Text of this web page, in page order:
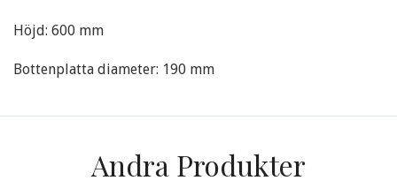
Höjd: 600 mm
Bottenplatta diameter: 190 mm
Andra Produkter